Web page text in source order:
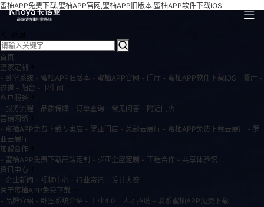
蜜柚APP免费下载,蜜柚APP官网,蜜柚APP旧版本,蜜柚APP软件下载IOS
首页
整家定制
- 卧室系统 - 蜜柚APP旧版本 - 蜜柚APP官网 - 门厅 - 蜜柚APP软件下载IOS - 餐厅 -
过道 - 阳台 - 卫生间
客户服务
- 服务流程 - 品质保障 - 订单查询 - 常见问答 - 附近门店
营销网络
- 蜜柚APP免费下载专卖店 - 罗亚门店 - 总部云展厅 - 蜜柚APP免费下载云展厅 - 罗
亚云展厅
加盟合作
- 蜜柚APP免费下载高端定制 - 罗亚全屋定制 - 工程合作 - 共享体验馆
资讯中心
- 企业新闻 - 视频中心 - 行业资讯 - 设计大赛
关于蜜柚APP免费下载
- 品牌介绍 - 卧室系统介绍 - 工业4.0 - 人才招聘 - 联系蜜柚APP免费下载